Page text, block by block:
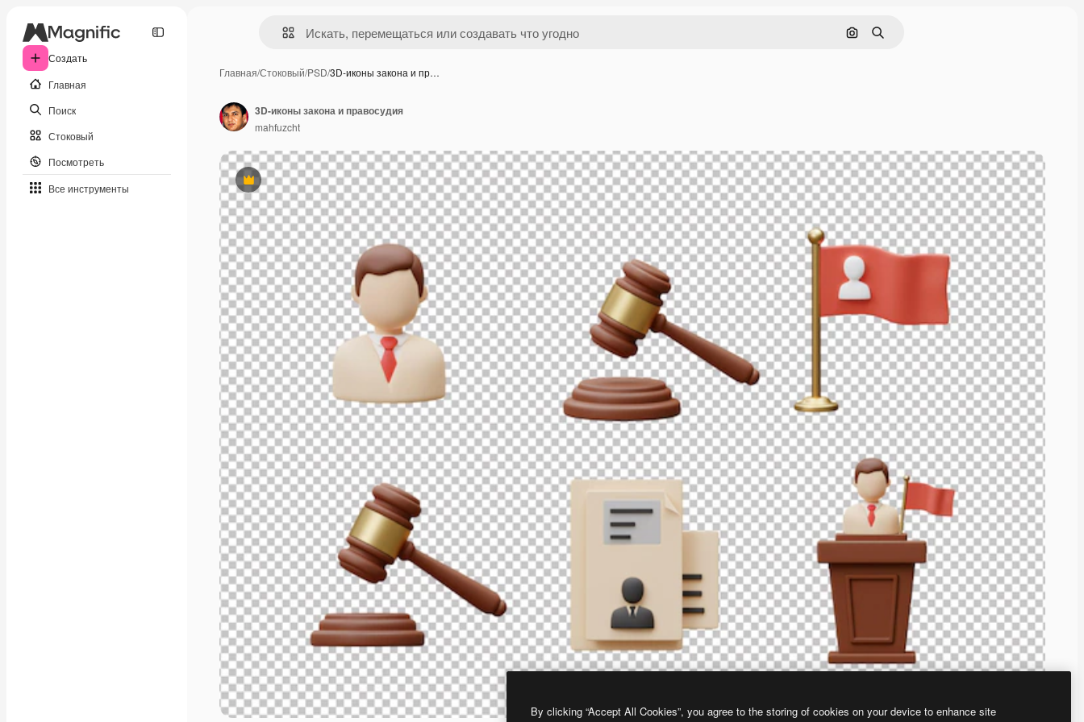
Создать
Главная
Поиск
Стоковый
Посмотреть
Все инструменты
Поиск по изображению
Поиск
Главная/Стоковый/PSD/3D-иконы закона и пр…
Премиум
3D-иконы закона и правосудия
mahfuzcht
By clicking “Accept All Cookies”, you agree to the storing of cookies on your device to enhance site